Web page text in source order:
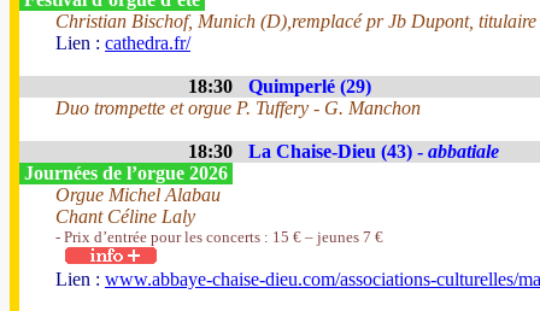
Christian Bischof, Munich (D),remplacé pr Jb Dupont, titulaire
Lien : cathedra.fr/
18:30
Quimperlé (29)
Duo trompette et orgue P. Tuffery - G. Manchon
18:30 La Chaise-Dieu (43) - abbatiale
Journées de l’orgue 2026
Orgue Michel Alabau
Chant Céline Laly
- Prix d’entrée pour les concerts : 15 € – jeunes 7 €
Lien : www.abbaye-chaise-dieu.com/associations-culturelles/